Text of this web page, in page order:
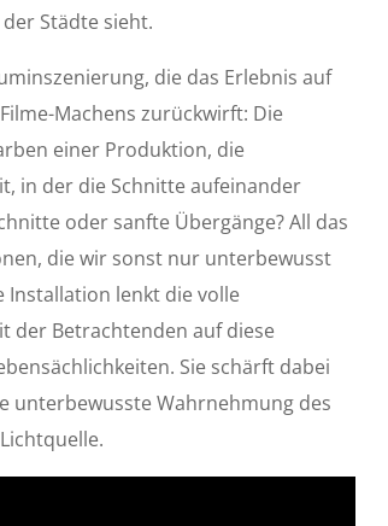
Städte sieht.
die das Erlebnis auf
Machens zurückwirft: Die
einer Produktion, die
in der die Schnitte aufeinander
oder sanfte Übergänge? All das
die wir sonst nur unterbewusst
Installation lenkt die volle
der Betrachtenden auf diese
Sie schärft dabei
unterbewusste Wahrnehmung des